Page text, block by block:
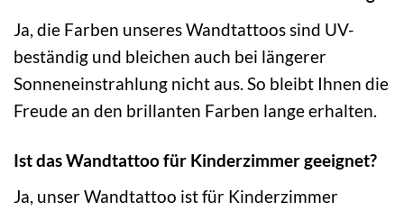
Ja, die Farben unseres Wandtattoos sind UV-
beständig und bleichen auch bei längerer
Sonneneinstrahlung nicht aus. So bleibt Ihnen die
Freude an den brillanten Farben lange erhalten.
Ist das Wandtattoo für Kinderzimmer geeignet?
Ja, unser Wandtattoo ist für Kinderzimmer